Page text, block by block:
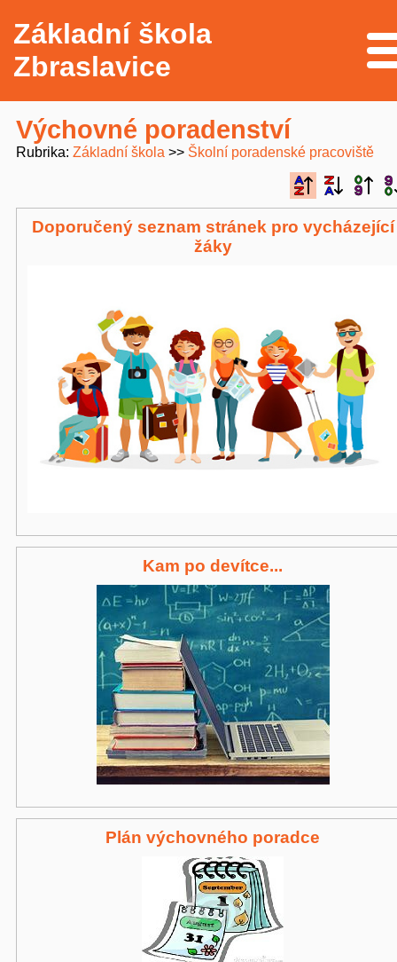
Základní škola
Zbraslavice
Výchovné poradenství
Rubrika Základní škola Školní poradenské pracoviště
Doporučený seznam stránek pro vycházející
žáky
Kam po devítce...
Plán výchovného poradce